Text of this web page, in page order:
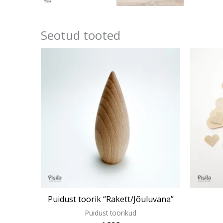
Seotud tooted
Puidust toorik “Rakett/Jõuluvana”
Puidust toorikud